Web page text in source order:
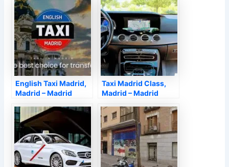
Madrid – Madrid
English Taxi Madrid,
Madrid – Madrid
Taxi Madrid Class,
Madrid – Madrid